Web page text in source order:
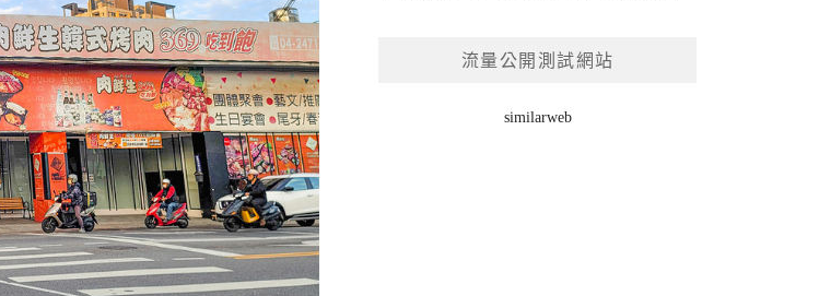
流量公開測試網站
similarweb